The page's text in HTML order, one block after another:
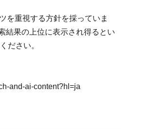
を重視する方針を採っていま
結果の上位に表示され得るとい
ださい。
and-ai-content?hl=ja